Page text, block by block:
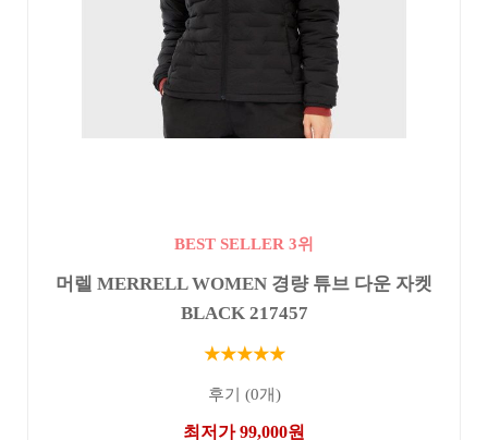
BEST SELLER 3위
머렐 MERRELL WOMEN 경량 튜브 다운 자켓
BLACK 217457
★★★★★
후기 (0개)
최저가 99,000원